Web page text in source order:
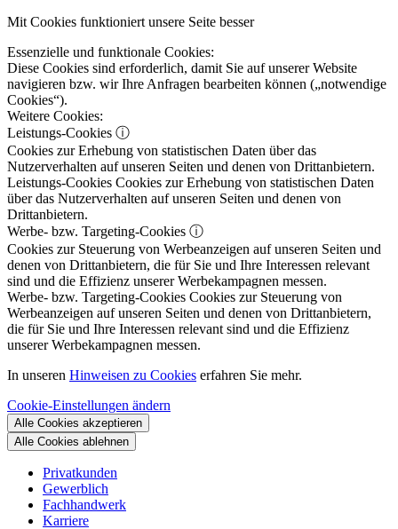
Mit Cookies funktioniert unsere Seite besser
Essenzielle und funktionale Cookies:
Diese Cookies sind erforderlich, damit Sie auf unserer Website
navigieren bzw. wir Ihre Anfragen bearbeiten können („notwendige
Cookies“).
Weitere Cookies:
Leistungs-Cookies ⓘ
Cookies zur Erhebung von statistischen Daten über das
Nutzerverhalten auf unseren Seiten und denen von Drittanbietern.
Leistungs-Cookies Cookies zur Erhebung von statistischen Daten
über das Nutzerverhalten auf unseren Seiten und denen von
Drittanbietern.
Werbe- bzw. Targeting-Cookies ⓘ
Cookies zur Steuerung von Werbeanzeigen auf unseren Seiten und
denen von Drittanbietern, die für Sie und Ihre Interessen relevant
sind und die Effizienz unserer Werbekampagnen messen.
Werbe- bzw. Targeting-Cookies Cookies zur Steuerung von
Werbeanzeigen auf unseren Seiten und denen von Drittanbietern,
die für Sie und Ihre Interessen relevant sind und die Effizienz
unserer Werbekampagnen messen.
In unseren Hinweisen zu Cookies erfahren Sie mehr.
Cookie-Einstellungen ändern
Alle Cookies akzeptieren
Alle Cookies ablehnen
Privatkunden
Gewerblich
Fachhandwerk
Karriere